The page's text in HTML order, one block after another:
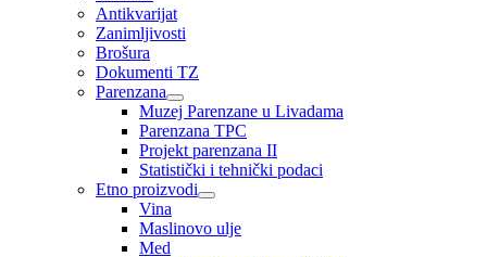
Antikvarijat
Zanimljivosti
Brošura
Dokumenti TZ
Parenzana
Muzej Parenzane u Livadama
Parenzana TPC
Projekt parenzana II
Statistički i tehnički podaci
Etno proizvodi
Vina
Maslinovo ulje
Med